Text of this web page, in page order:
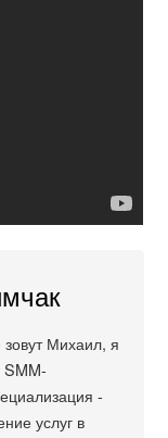
Михаил, я
-
услуг в